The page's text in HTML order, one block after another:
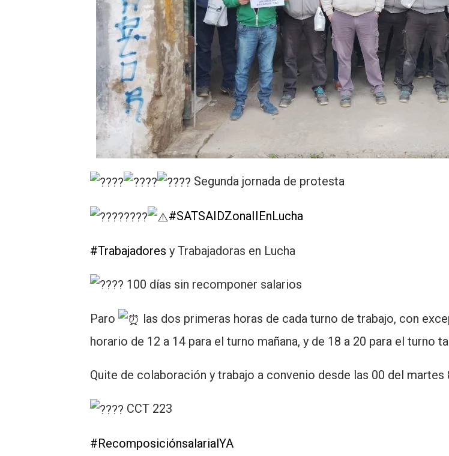
Segunda jornada de protesta
#SATSAIDZonaIIEnLucha
#Trabajadores y Trabajadoras en Lucha
100 días sin recomponer salarios
Paro
las dos primeras horas de cada turno de trabajo, con
horario de 12 a 14 para el turno mañana, y de 18 a 20 para el turno
Quite de colaboración y trabajo a convenio desde las 00 del martes
CCT 223
#RecomposiciónsalarialYA